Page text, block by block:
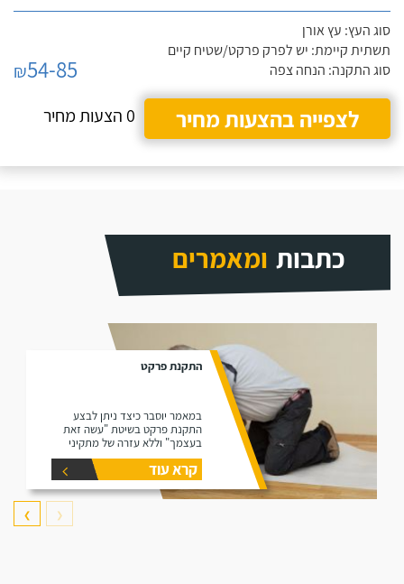
סוג העץ: עץ אורן
תשתית קיימת: יש לפרק פרקט/שטיח קיים
סוג התקנה: הנחה צפה
₪54-85
לצפייה בהצעות מחיר
0 הצעות מחיר
כתבות ומאמרים
התקנת פרקט
במאמר יוסבר כיצד ניתן לבצע
התקנת פרקט בשיטת "עשה זאת
בעצמך" וללא עזרה של מתקיני
פרקטים.
קרא עוד
❮
❯